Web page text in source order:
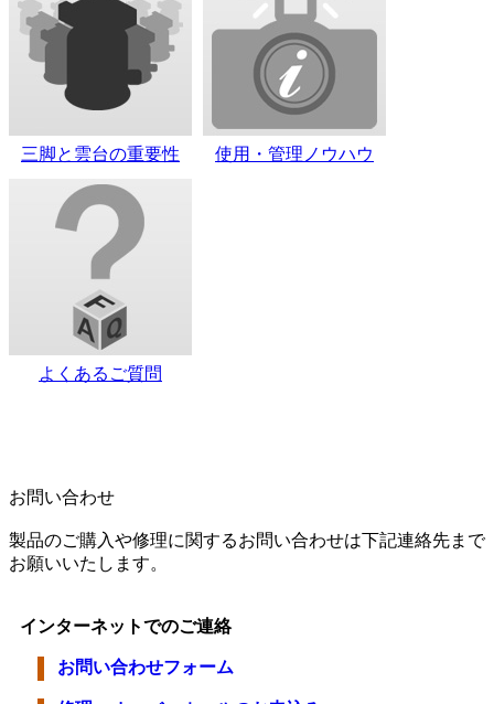
三脚と雲台の重要性 使用・管理ノウハウ
よくあるご質問
お問い合わせ
製品のご購入や修理に関するお問い合わせは下記連絡先まで
お願いいたします。
インターネットでのご連絡
お問い合わせフォーム